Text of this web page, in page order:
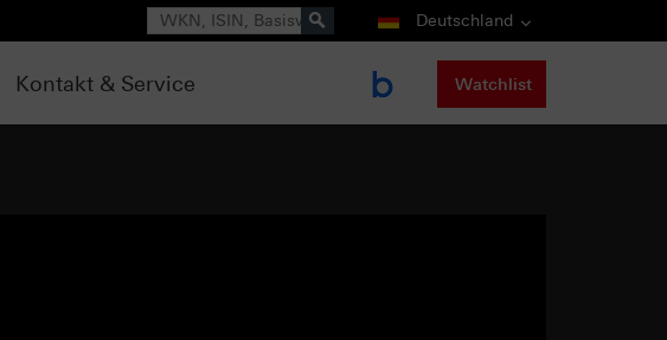
Suche Deutschland
Kontakt & Service Watchlist